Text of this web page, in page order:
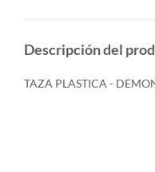
Descripción del
TAZA PLASTICA -